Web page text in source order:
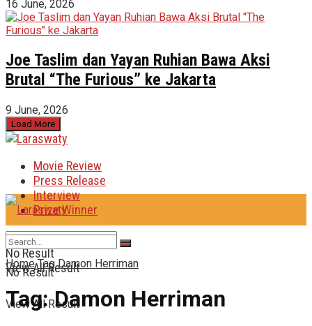
16 June, 2026
Joe Taslim dan Yayan Ruhian Bawa Aksi
Brutal “The Furious” ke Jakarta
9 June, 2026
Load More
Movie Review
Press Release
Interview
Prize Winner
No Result
View All Result
No Result
View All Result
Home Tag Damon Herriman
Tag:Damon Herriman